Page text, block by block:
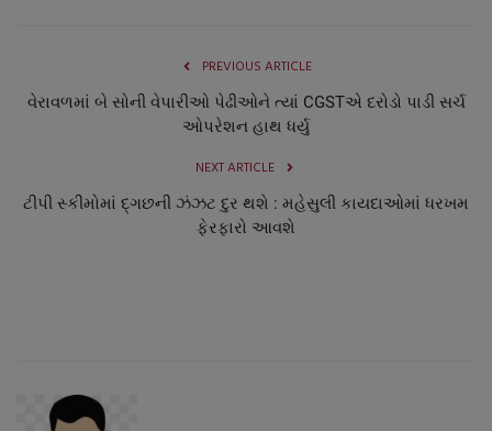
PREVIOUS ARTICLE
વેરાવળમાં બે સોની વેપારીઓ પેઢીઓને ત્યાં CGSTએ દરોડો પાડી સર્ચ
ઓપરેશન હાથ ધર્યુ
NEXT ARTICLE
ટીપી સ્કીમોમાં દ્ગછની ઝંઝટ દુર થશે : મહેસુલી કાયદાઓમાં ધરખમ
ફેરફારો આવશે